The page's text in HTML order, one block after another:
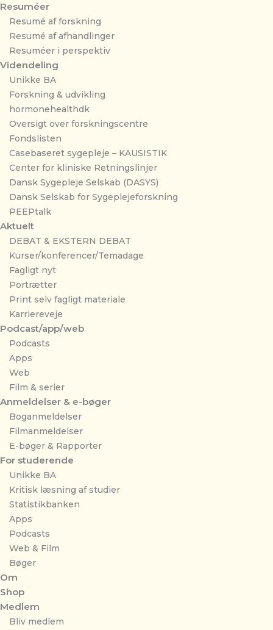
Resuméer
Resumé af forskning
Resumé af afhandlinger
Resuméer i perspektiv
Videndeling
Unikke BA
Forskning & udvikling
hormonehealthdk
Oversigt over forskningscentre
Fondslisten
Casebaseret sygepleje – KAUSISTIK
Center for kliniske Retningslinjer
Dansk Sygepleje Selskab (DASYS)
Dansk Selskab for Sygeplejeforskning
PEEPtalk
Aktuelt
DEBAT & EKSTERN DEBAT
Kurser/konferencer/Temadage
Fagligt nyt
Portrætter
Print selv fagligt materiale
Karriereveje
Podcast/app/web
Podcasts
Apps
Web
Film & serier
Anmeldelser & e-bøger
Boganmeldelser
Filmanmeldelser
E-bøger & Rapporter
For studerende
Unikke BA
Kritisk læsning af studier
Statistikbanken
Apps
Podcasts
Web & Film
Bøger
Om
Shop
Medlem
Bliv medlem